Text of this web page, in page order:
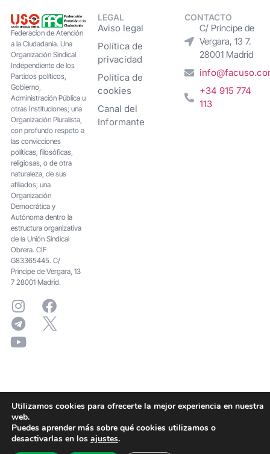
Federacion de Atención
a la Ciudadanía. Una
Organización Sindical
Independiente de los
Partidos políticos,
Gobierno,
Administración Pública u
otras Instituciones; una
Organización Pluralista,
con profundo respeto a
las convicciones
políticas, filosóficas,
religiosas, o de otra
naturaleza, de sus
afiliados; una
Organización
Democrática y
Autónoma dentro la
estructura organizativa
de la Unión Sindical
Obrera. CIF
G83365445. C/
Principe de Vergara, 13
7 28001 Madrid.
LEGAL
Aviso legal
Política de
privacidad
Política de
cookies
Canal del
Informante
CONTACTO
C/ Príncipe de
Vergara, 13 7.
28001 Madrid
+34 915 774
113
Utilizamos cookies para ofrecerte la mejor experiencia en nuestra
web.
Puedes aprender más sobre qué cookies utilizamos o
desactivarlas en los ajustes.